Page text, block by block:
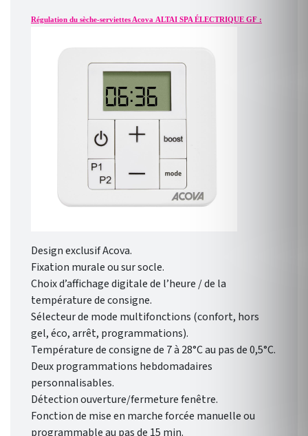
Régulation du sèche-serviettes Acova ALTAI SPA ÉLECTRIQUE GF :
Design exclusif Acova.
Fixation murale ou sur socle.
Choix d’affichage digitale de l’heure / de la
température de consigne.
Sélecteur de mode multifonctions (confort, hors
gel, éco, arrêt, programmations).
Température de consigne de 7 à 28°C au pas de 0,5°C.
Deux programmations hebdomadaires
personnalisables.
Détection ouverture/fermeture fenêtre.
Fonction de mise en marche forcée manuelle ou
programmable au pas de 15 min.